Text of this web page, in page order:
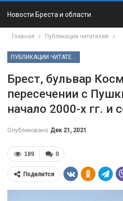
Новости Бреста и области
Главная Публикации читателей
ПУБЛИКАЦИИ ЧИТАТЕЛЕЙ
Брест, бульвар
пересечении с
начало 2000-х гг. и
Опубликовано Дек 21, 2021
0
189
Поделится